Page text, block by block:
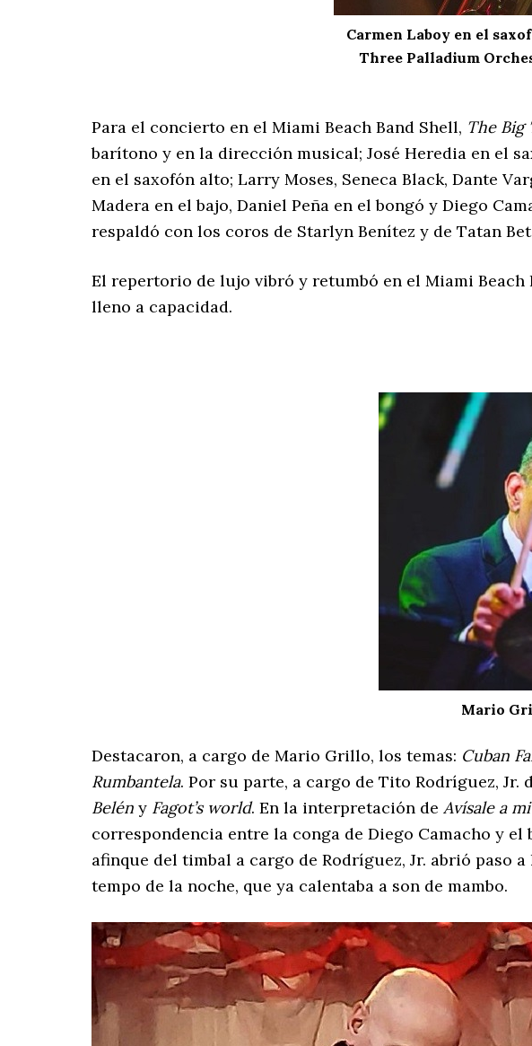
Carmen Laboy en el
Three Palladium
Para el concierto en el Miami Beach Band Shell, The Big
barítono y en la dirección musical; José Heredia en el
en el saxofón alto; Larry Moses, Seneca Black, Dante
Madera en el bajo, Daniel Peña en el bongó y Diego
respaldó con los coros de Starlyn Benítez y de Tatan
El repertorio de lujo vibró y retumbó en el Miami Beach
lleno a capacidad.
Mario
Destacaron, a cargo de Mario Grillo, los temas: Cuban
Rumbantela. Por su parte, a cargo de Tito Rodríguez, Jr.
Belén y Fagot’s world. En la interpretación de Avísale a
correspondencia entre la conga de Diego Camacho y el
afinque del timbal a cargo de Rodríguez, Jr. abrió paso
tempo de la noche, que ya calentaba a son de mambo.